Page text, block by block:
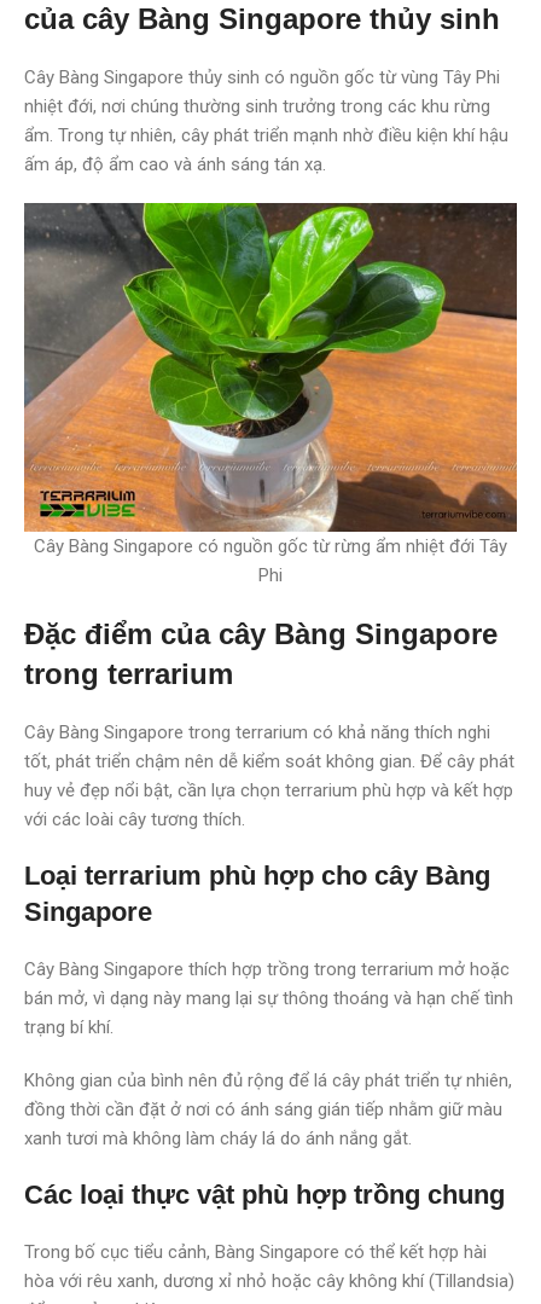
của cây Bàng Singapore thủy sinh
Cây Bàng Singapore thủy sinh có nguồn gốc từ vùng Tây Phi
nhiệt đới, nơi chúng thường sinh trưởng trong các khu rừng
ẩm. Trong tự nhiên, cây phát triển mạnh nhờ điều kiện khí hậu
ấm áp, độ ẩm cao và ánh sáng tán xạ.
Cây Bàng Singapore có nguồn gốc từ rừng ẩm nhiệt đới Tây
Phi
Đặc điểm của cây Bàng Singapore
trong terrarium
Cây Bàng Singapore trong terrarium có khả năng thích nghi
tốt, phát triển chậm nên dễ kiểm soát không gian. Để cây phát
huy vẻ đẹp nổi bật, cần lựa chọn terrarium phù hợp và kết hợp
với các loài cây tương thích.
Loại terrarium phù hợp cho cây Bàng
Singapore
Cây Bàng Singapore thích hợp trồng trong terrarium mở hoặc
bán mở, vì dạng này mang lại sự thông thoáng và hạn chế tình
trạng bí khí.
Không gian của bình nên đủ rộng để lá cây phát triển tự nhiên,
đồng thời cần đặt ở nơi có ánh sáng gián tiếp nhằm giữ màu
xanh tươi mà không làm cháy lá do ánh nắng gắt.
Các loại thực vật phù hợp trồng chung
Trong bố cục tiểu cảnh, Bàng Singapore có thể kết hợp hài
hòa với rêu xanh, dương xỉ nhỏ hoặc cây không khí (Tillandsia)